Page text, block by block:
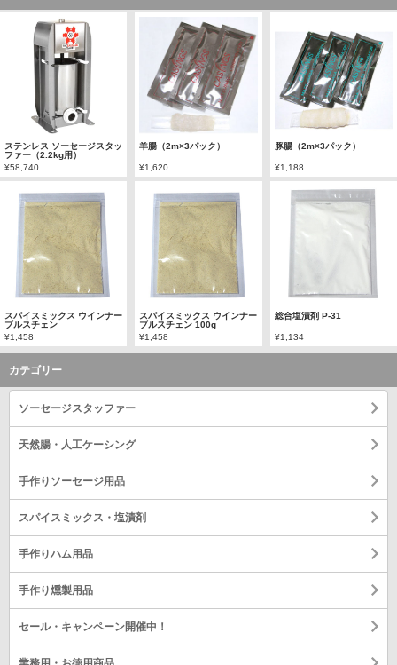
ステンレス ソーセージスタッ
ファー（2.2kg用）
¥58,740
羊腸（2m×3パック）
¥1,620
豚腸（2m×3パック）
¥1,188
スパイスミックス ウインナー
ブルスチェン
¥1,458
スパイスミックス ウインナー
ブルスチェン 100g
¥1,458
総合塩漬剤 P-31
¥1,134
カテゴリー
ソーセージスタッファー
天然腸・人工ケーシング
手作りソーセージ用品
スパイスミックス・塩漬剤
手作りハム用品
手作り燻製用品
セール・キャンペーン開催中！